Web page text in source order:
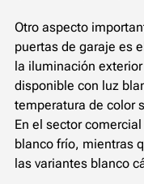
Otro aspecto
puertas de garaje es
la iluminación
disponible con luz
temperatura de color
En el sector
blanco frío, mientras
las variantes blanco